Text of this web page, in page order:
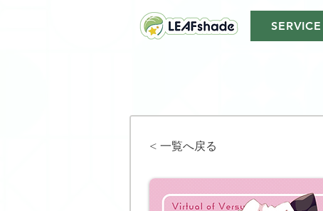
SERVICE
< 一覧へ戻る